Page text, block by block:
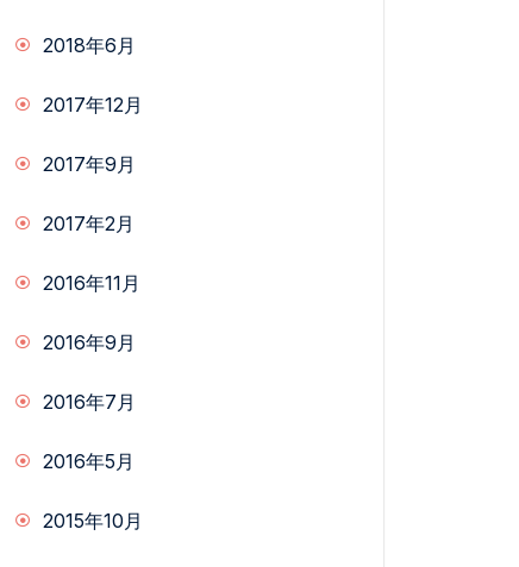
2018年6月
2017年12月
2017年9月
2017年2月
2016年11月
2016年9月
2016年7月
2016年5月
2015年10月